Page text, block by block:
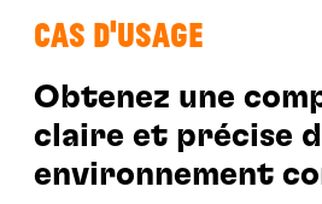
cas d'USAGE
Obtenez une
claire et précise
environnement